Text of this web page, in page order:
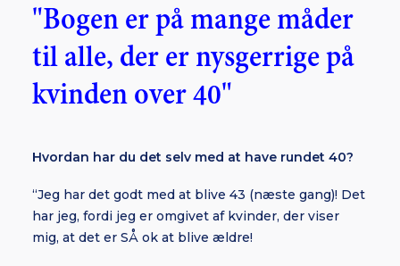
"Bogen er på mange måder
til alle, der er nysgerrige på
kvinden over 40"
Hvordan har du det selv med at have rundet 40?
“Jeg har det godt med at blive 43 (næste gang)! Det
har jeg, fordi jeg er omgivet af kvinder, der viser
mig, at det er SÅ ok at blive ældre!